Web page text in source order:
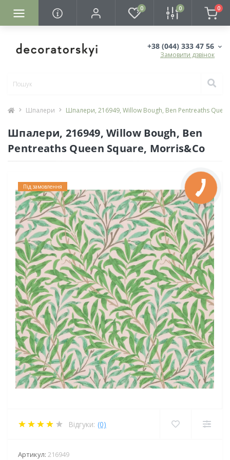
0 0 0
+38 (044) 333 47 56
Замовити дзвінок
Шпалери Шпалери, 216949, Willow Bough, Ben Pentreaths
Шпалери, 216949, Willow Bough, Ben
Pentreaths Queen Square, Morris&Co
Під замовлення
Відгуки: (0)
Артикул: 216949